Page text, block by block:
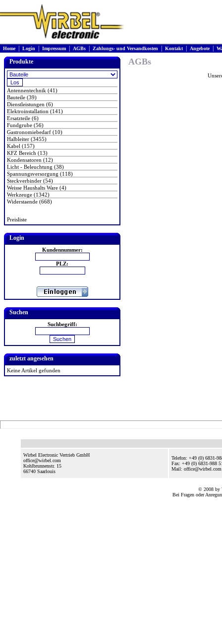
Home| Login Impressum AGBs Zahlungs- und Versandkosten Kontakt| Angebote|
Produkte
Antennentechnik (41)
Bauteile (39)
Dienstleistungen (6)
Elektroinstallation (141)
Ersatzteile (6)
Fundgrube (56)
Gastronomiebedarf (10)
Halbleiter (3455)
Kabel (157)
KFZ Bereich (13)
Kondensatoren (12)
Licht - Beleuchtung (38)
Spannungsversorgung (118)
Steckverbinder (54)
Weisse Haushalts Ware (4)
Werkzeuge (1342)
Widerstaende (668)
Preisliste
Login
Kundennummer:
PLZ:
Suchen
Suchbegriff:
zuletzt angesehen
Keine Artikel gefunden
AGBs
Wirbel Electronic Vertrieb GmbH
office@wirbel.com
Kohlbrunnenstr. 15
66740 Saarlouis
Telefon: +49 (0) 6831-
Fax: +49 (0) 6831-988
Mail: office@wirbel.com
© 2008 by
Bei Fragen oder